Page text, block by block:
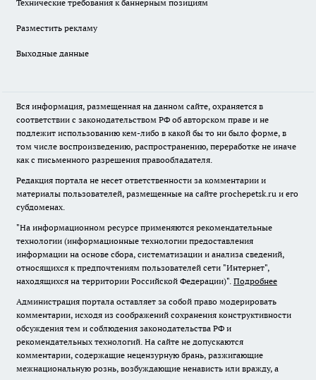
Технические требования к баннерным позициям
Разместить рекламу
Выходные данные
Вся информация, размещенная на данном сайте, охраняется в
соответствии с законодательством РФ об авторском праве и не
подлежит использованию кем-либо в какой бы то ни было форме, в
том числе воспроизведению, распространению, переработке не иначе
как с письменного разрешения правообладателя.
Редакция портала не несет ответственности за комментарии и
материалы пользователей, размещенные на сайте prochepetsk.ru и его
субдоменах.
"На информационном ресурсе применяются рекомендательные
технологии (информационные технологии предоставления
информации на основе сбора, систематизации и анализа сведений,
относящихся к предпочтениям пользователей сети "Интернет",
находящихся на территории Российской Федерации)". Подробнее
Администрация портала оставляет за собой право модерировать
комментарии, исходя из соображений сохранения конструктивности
обсуждения тем и соблюдения законодательства РФ и
рекомендательных технологий. На сайте не допускаются
комментарии, содержащие нецензурную брань, разжигающие
межнациональную рознь, возбуждающие ненависть или вражду, а